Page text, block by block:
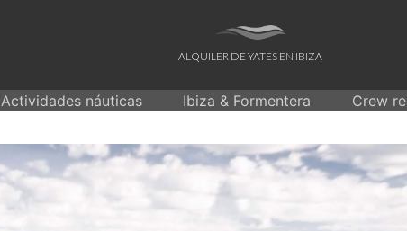
ALQUILER DE YATES EN IBIZA
Actividades náuticas Ibiza & Formentera Crew